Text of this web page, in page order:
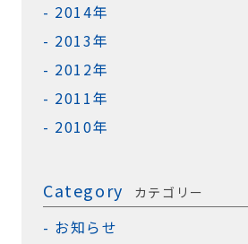
2014年
2013年
2012年
2011年
2010年
Category カテゴリー
お知らせ